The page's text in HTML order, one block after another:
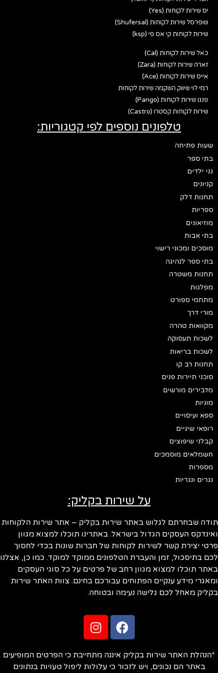
יס שירות לקוחות (Yes)
שופרסל שירות לקוחות (Shufersal)
שירות לקוחות קי אס פי (ksp)
כאל שירות לקוחות (Cal)
זארה שירות לקוחות (Zara)
אייס שירות לקוחות (Ace)
רמי לוי שיווק השקמה שירות לקוחות
פנגו שירות לקוחות (Pango)
שירות לקוחות קסטרו (Castro)
טלפונים נוספים לפי קטגוריות:
שעות פתיחה
בתי ספר
גני ילדים
קניונים
תחנות דלק
ספריות
מוזיאונים
בתי אבות
מוסכים ומכוני רישוי
בתי ספר לנהיגה
תחנות משטרה
מפלגות
מתחמי ספורט
מורי דרך
מקוואות טהרה
לשכות תעסוקה
לשכות בריאות
תחנות רב קו
סוכני תיירות פנים
מדבירים מורשים
מוניות
ספא ועיסויים
רופאי שיניים
קבלני שיפוצים
חשמלאים מוסמכים
מספרות
נגרים ונגריות
על שירות בקליק:
תודה שבחרתם לגלוש באתר שירות בקליק – אתר שירות הלקוחות
ואינדקס העסקים הגדול בישראל. באתרינו תוכלו למצוא מגוון
פרטי יצירת קשר לשירות לקוחות של חברות שונות בכדי לחסוך
לכם בתיסכול, זמן והעברת הטלפונים ממוקד למוקד. כמו כן, אצלנו
באתר תוכלו למצוא מגוון רחב של פרטים על כל סוגי העסקים
ומאגרי מידע ענקיים הפתוחים עבורכם בחינם. צוות האתר שירות
בקליק מאחל לכם גלישה נעימה ובטוחה.
*הנהלת האתר שירות בקליק איננה מתחייבת כי הפרטים המופיעים
באתר הם נכונים, ויש לזכור כי עלולות ליפול טעויות בנתונים